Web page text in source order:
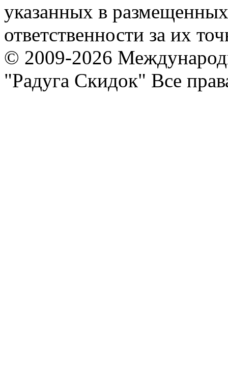
указанных в
ответственности за их
© 2009-2026
"Радуга Скидок" Все